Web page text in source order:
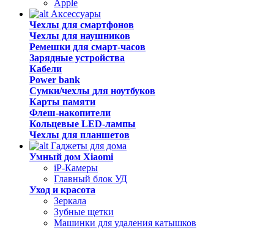
Apple
Аксессуары
Чехлы для смартфонов
Чехлы для наушников
Ремешки для смарт-часов
Зарядные устройства
Кабели
Power bank
Сумки/чехлы для ноутбуков
Карты памяти
Флеш-накопители
Кольцевые LED-лампы
Чехлы для планшетов
Гаджеты для дома
Умный дом Xiaomi
iP-Камеры
Главный блок УД
Уход и красота
Зеркала
Зубные щетки
Машинки для удаления катышков